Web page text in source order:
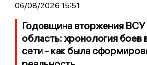
06/08/2026 15:51
Годовщина вторжения ВСУ
область: хронология боев
сети - как была